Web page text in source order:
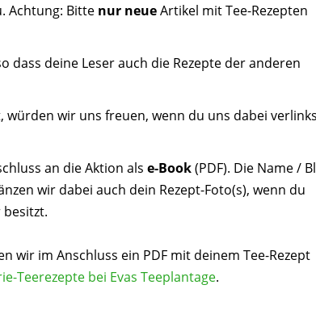
Achtung: Bitte nur neueArtikel mit Tee-Rezepten
dass deine Leser auch die Rezepte der anderen
wir uns freuen, wenn du uns dabei
an die Aktion alse-Book(PDF). Die Name /
wir dabei auch dein Rezept-Foto(s), wenn du
wir im Anschluss ein PDF mit deinem Tee-Rezept
Teerezepte bei Evas Teeplantage.